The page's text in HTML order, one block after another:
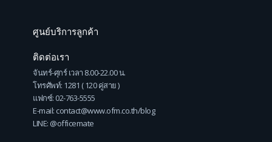
ศูนย์บริการลูกค้า
ติดต่อเรา
จันทร์-ศุกร์ เวลา 8.00-22.00 น.
โทรศัพท์: 1281 ( 120 คู่สาย )
แฟกซ์: 02-763-5555
E-mail: contact@www.ofm.co.th/blog
LINE: @officemate